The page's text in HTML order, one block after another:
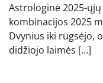
Astrologinė 2025-
kombinacijos 2025
Dvynius iki rugsėjo,
didžiojo laimės […]